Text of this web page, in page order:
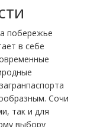
побережье
в себе
Сочи
так и для
выбору